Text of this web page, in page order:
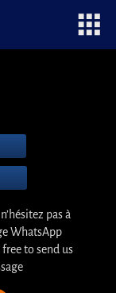
pas à
WhatsApp
to send us
apps